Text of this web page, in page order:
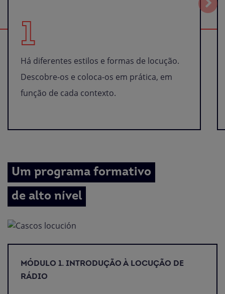
1
Há diferentes estilos e formas de locução.
Descobre-os e coloca-os em prática, em
função de cada contexto.
Um programa formativo
de alto nível
MÓDULO 1. INTRODUÇÃO À LOCUÇÃO DE
RÁDIO